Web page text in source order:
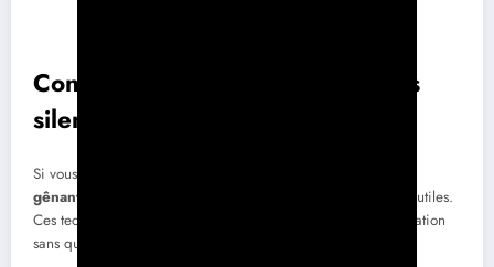
Conseils pratiques pour éviter les
silences gênants
Si vous souhaitez éviter de naviguer à travers des
gênants
lors de vos rendez-vous, quelques astuces s’avèrent utiles.
Ces techniques vous aideront à maintenir le fil de la conversation
sans qu’il y ait trop de blancs.